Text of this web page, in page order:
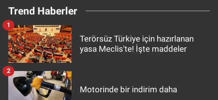
Trend Haberler
Terörsüz Türkiye için hazırlanan
yasa Meclis'te! İşte maddeler
1
Motorinde bir indirim daha
2